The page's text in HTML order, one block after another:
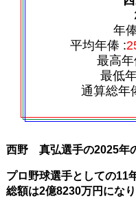
年
平均年俸 :
最高年
最低
通算総年
西野 真弘選手の2025年
プロ野球選手としての11
総額は2億8230万円になり